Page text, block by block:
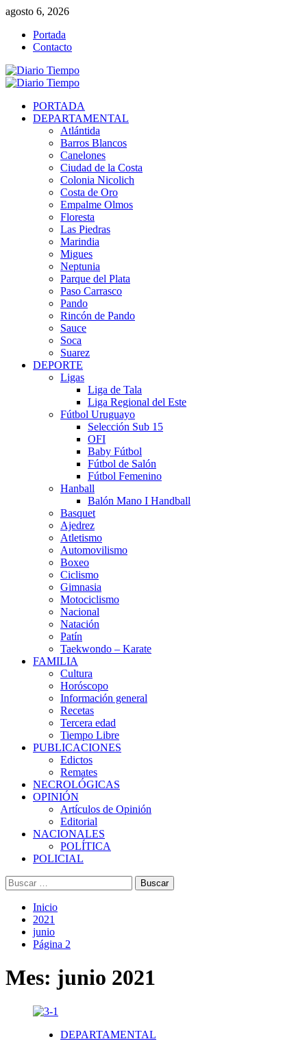
Saltar
contenido
agosto 6, 2026
Portada
Contacto
Menú
PORTADA
DEPARTAMENTAL
Atlántida
Barros Blancos
Canelones
Ciudad de la Costa
Colonia Nicolich
Costa de Oro
Empalme Olmos
Floresta
Las Piedras
Marindia
Migues
Neptunia
Parque del Plata
Paso Carrasco
Pando
Rincón de Pando
Sauce
Soca
Suarez
DEPORTE
Ligas
Liga de Tala
Liga Regional del Este
Fútbol Uruguayo
Selección Sub 15
OFI
Baby Fútbol
Fútbol de Salón
Fútbol Femenino
Hanball
Balón Mano I Handball
Basquet
Ajedrez
Atletismo
Automovilismo
Boxeo
Ciclismo
Gimnasia
Motociclismo
Nacional
Natación
Patín
Taekwondo – Karate
FAMILIA
Cultura
Horóscopo
Información general
Recetas
Tercera edad
Tiempo Libre
PUBLICACIONES
Edictos
Remates
NECROLÓGICAS
OPINIÓN
Artículos de Opinión
Editorial
NACIONALES
POLÍTICA
POLICIAL
Buscar:
Inicio
2021
junio
Página 2
Mes: junio 2021
DEPARTAMENTAL